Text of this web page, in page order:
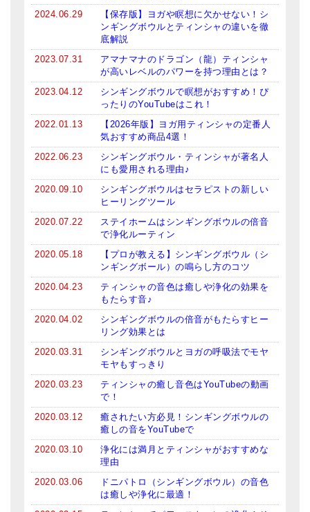
2024.06.29
【保存版】ヨガや瞑想に欠かせない！シ
ンギングボウルとティンシャの違いを徹
底解説
2023.07.31
アマナマナのドラゴン（龍）ティンシャ
が高いレベルのパワーを持つ理由とは？
2023.04.12
シンギングボウルで瞑想がおすすめ！ぴ
ったりのYouTubeはこれ！
2022.01.13
【2026年版】ヨガ用ティンシャの定番人
気おすすめ商品4選！
2022.06.23
シンギングボウル・ティンシャが著名人
にも愛用される理由♪
2020.09.10
シンギングボウルはセラピストの新しい
ヒーリングツール
2020.07.22
ステイホームはシンギングボウルの倍音
で浄化ルーティン
2020.05.18
【プロが教える】シンギングボウル（シ
ンギングボール）の鳴らし方のコツ
2020.04.23
ティンシャの音色は癒しや浄化の効果を
もたらす音♪
2020.04.02
シンギングボウルの倍音がもたらすヒー
リング効果とは
2020.03.31
シンギングボウルとヨガの呼吸法でモヤ
モヤもすっきり
2020.03.23
ティンシャの癒し音色はYouTubeの動画
で！
2020.03.12
癒されたい方必見！シンギングボウルの
癒しの音をYouTubeで
2020.03.10
浄化には満月とティンシャがおすすめな
理由
2020.03.06
ドニパトロ（シンギングボウル）の音色
は癒しや浄化に最適！